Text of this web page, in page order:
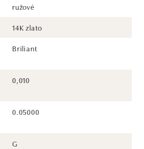
ružové
14K zlato
Briliant
0,010
0.05000
G